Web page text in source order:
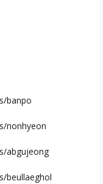
banpo
nonhyeon
abgujeong
beullaeghol